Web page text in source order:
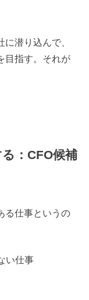
潜り込んで、
目指す。それが
：CFO候補
る仕事というの
い仕事